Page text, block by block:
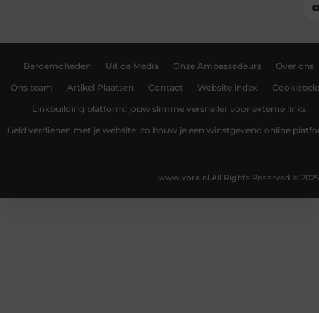
Beroemdheden Uit de Media Onze Ambassadeurs Over ons
Ons team Artikel Plaatsen Contact Website index
Linkbuilding platform: jouw slimme versneller voor externe links
Geld verdienen met je website: zo bouw je een winstgevend online
All Rights Reserved © 2025
www.vpra.nl.